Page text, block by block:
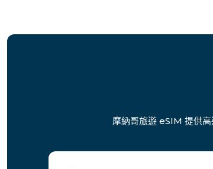
摩納哥旅遊 eSIM 提供